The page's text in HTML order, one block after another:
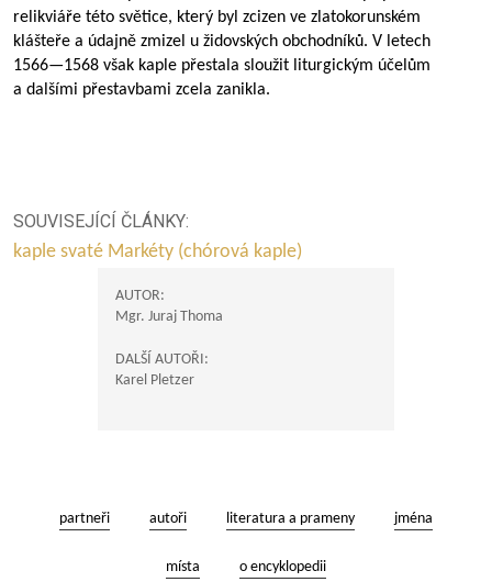
relikviáře této světice, který byl zcizen ve zlatokorunském
klášteře a údajně zmizel u židovských obchodníků. V letech
1566—1568 však kaple přestala sloužit liturgickým účelům
a dalšími přestavbami zcela zanikla.
SOUVISEJÍCÍ ČLÁNKY:
kaple svaté Markéty (chórová kaple)
AUTOR:
Mgr. Juraj Thoma
DALŠÍ AUTOŘI:
Karel Pletzer
partneři autoři literatura a prameny jména
místa o encyklopedii